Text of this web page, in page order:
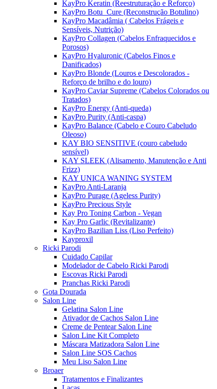
KayPro Keratin (Reestruturação e Reforço)
KayPro Botu_Cure (Reconstrução Botulino)
KayPro Macadâmia ( Cabelos Frágeis e
Sensíveis, Nutrição)
KayPro Collagen (Cabelos Enfraquecidos e
Porosos)
KayPro Hyaluronic (Cabelos Finos e
Danificados)
KayPro Blonde (Louros e Descolorados -
Reforço de brilho e do louro)
KayPro Caviar Supreme (Cabelos Colorados ou
Tratados)
KayPro Energy (Anti-queda)
KayPro Purity (Anti-caspa)
KayPro Balance (Cabelo e Couro Cabeludo
Oleoso)
KAY BIO SENSITIVE (couro cabeludo
sensível)
KAY SLEEK (Alisamento, Manutenção e Anti
Frizz)
KAY UNICA WANING SYSTEM
KayPro Anti-Laranja
KayPro Purage (Ageless Purity)
KayPro Precious Style
Kay Pro Toning Carbon - Vegan
Kay Pro Garlic (Revitalizante)
KayPro Bazilian Liss (Liso Perfeito)
Kayproxil
Ricki Parodi
Cuidado Capilar
Modelador de Cabelo Ricki Parodi
Escovas Ricki Parodi
Pranchas Ricki Parodi
Gota Dourada
Salon Line
Gelatina Salon Line
Ativador de Cachos Salon Line
Creme de Pentear Salon Line
Salon Line Kit Completo
Máscara Matizadora Salon Line
Salon Line SOS Cachos
Meu Liso Salon Line
Broaer
Tratamentos e Finalizantes